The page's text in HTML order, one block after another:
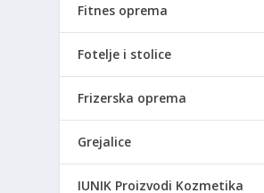
Fitnes oprema
Fotelje i stolice
Frizerska oprema
Grejalice
IUNIK Proizvodi Kozmetika